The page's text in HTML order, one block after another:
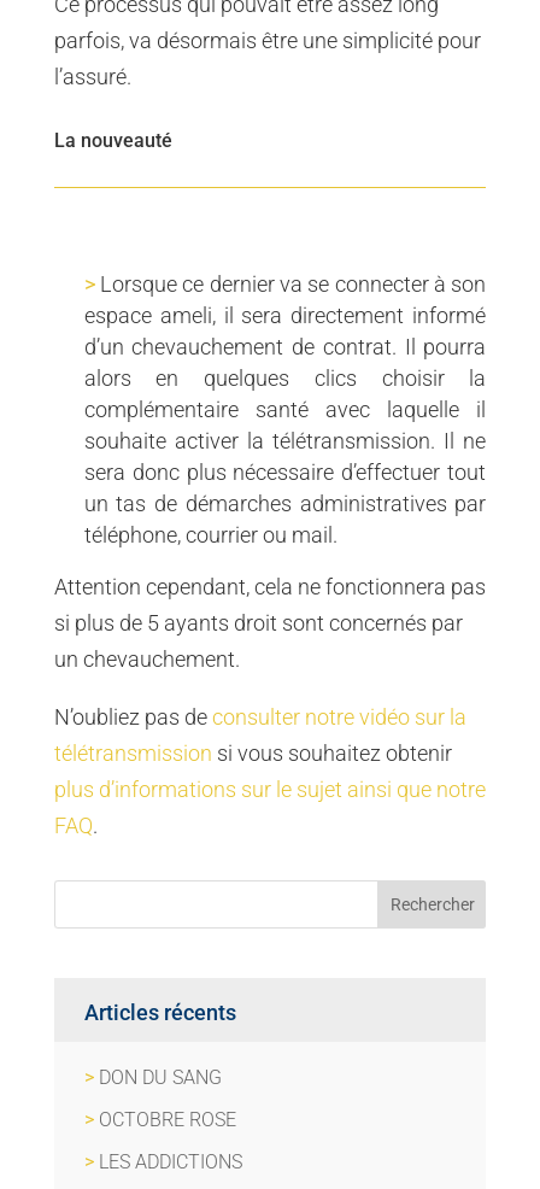
parfois, va désormais être une simplicité pour
l’assuré.
La nouveauté
Lorsque ce dernier va se connecter à son
espace ameli, il sera directement informé
d’un chevauchement de contrat. Il pourra
alors en quelques clics choisir la
complémentaire santé avec laquelle il
souhaite activer la télétransmission. Il ne
sera donc plus nécessaire d’effectuer tout
un tas de démarches administratives par
téléphone, courrier ou mail.
Attention cependant, cela ne fonctionnera pas
si plus de 5 ayants droit sont concernés par
un chevauchement.
N’oubliez pas deconsulter notre vidéo sur la
télétransmission si vous souhaitez obtenir
plus d’informations sur le sujet ainsi que notre
FAQ.
Articles récents
DON DU SANG
OCTOBRE ROSE
LES ADDICTIONS